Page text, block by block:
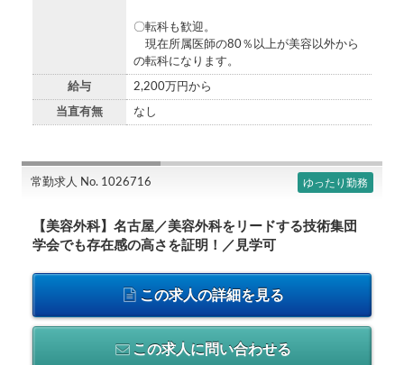
〇転科も歓迎。
現在所属医師の80％以上が美容以外から
の転科になります。
給与 2,200万円から
当直有無 なし
常勤求人 No. 1026716 ゆったり勤務
【美容外科】名古屋／美容外科をリードする技術集団
学会でも存在感の高さを証明！／見学可
この求人の詳細を見る
この求人に問い合わせる